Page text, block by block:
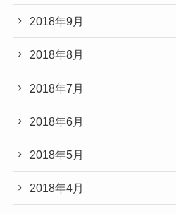
2018年9月
2018年8月
2018年7月
2018年6月
2018年5月
2018年4月